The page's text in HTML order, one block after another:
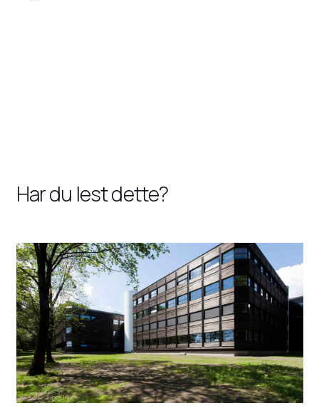
Har du lest dette?